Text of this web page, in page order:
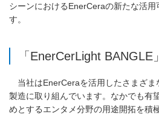
シーンにおけるEnerCeraの新たな活用
す。
「EnerCerLight
当社はEnerCeraを活用したさまざま
製造に取り組んでいます。なかでも有
めとするエンタメ分野の用途開拓を積